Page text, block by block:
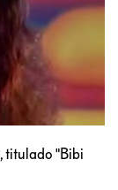
titulado "Bibi